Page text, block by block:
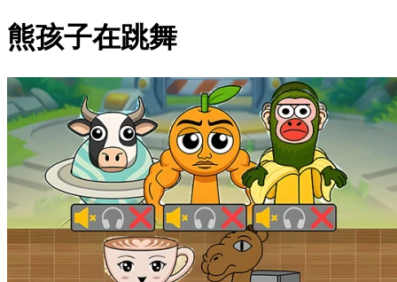
熊孩子在跳舞